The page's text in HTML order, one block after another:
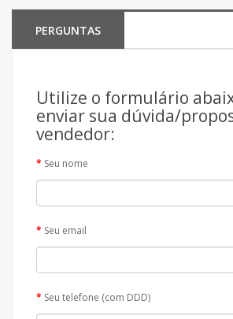
PERGUNTAS
Utilize o formulário
enviar sua dúvida/
vendedor:
Seu nome
Seu email
Seu telefone (com DDD)